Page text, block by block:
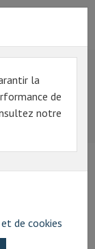
la remise de
de la
la
de
notre
de cookies